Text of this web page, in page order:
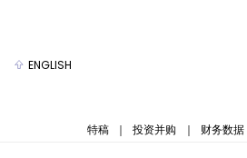
ENGLISH
特稿 ｜ 投资并购 ｜ 财务数据